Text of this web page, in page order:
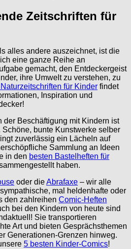
Zeitschriften für
alles andere auszeichnet, ist die
eine ganze Reihe an
gemacht, den Entdeckergeist
ihre Umwelt zu verstehen, zu
für Kinder findet
Inspiration und
der Beschäftigung mit Kindern ist
bunte Kunstwerke selber
zuverlässig ein Lächeln auf
Sammlung an Ideen
in den besten Bastelheften für
haben.
oder dieAbrafaxe – wir alle
mal heldenhafte oder
den zahlreihen Comic-Heften
bei den Kindern von heute sind
Sie transportieren
Art und bieten Gesprächsthemen
Generationen-Grenzen hinweg.
5 besten Kinder-Comics!